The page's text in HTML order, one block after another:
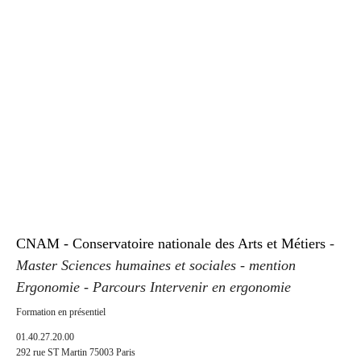
CNAM - Conservatoire nationale des Arts et Métiers -
Master Sciences humaines et sociales - mention
Ergonomie - Parcours Intervenir en ergonomie
Formation en présentiel
01.40.27.20.00
292 rue ST Martin 75003 Paris